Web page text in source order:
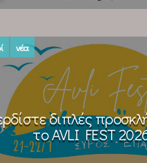
νέα
διπλές
το AVLI FEST